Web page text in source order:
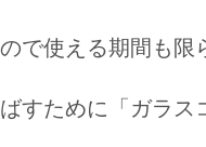
で使える期間も限
すために「ガラス